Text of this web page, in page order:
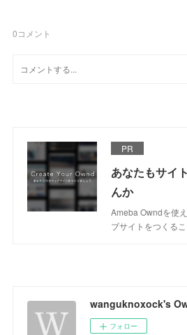
0コメント
PR
あなたもサイ
んか
Ameba Owndを使
ブサイトをつくるこ
wanguknoxock's
フォロー